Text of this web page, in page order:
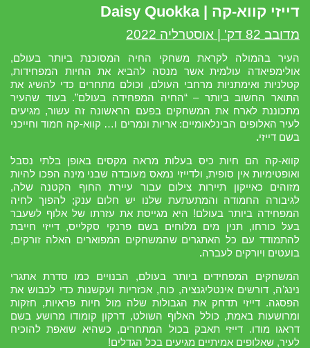
דייזי קווא-קה | Daisy Quokka
מדובב 82 דק' | אוסטרליה 2022
העיר בהמולה לקראת משחקי החיה המסוכנת ביותר בעולם,
אולימפיאדה עולמית אשר מנסה להביא את החיות המפחידות,
קטלניות ואימתניות מרחבי העולם, וכולם מתחרים כדי להשיג את
התואר החשוב ביותר – “החיה המפחידה בעולם”. בעוד שהעיר
מתכוננת לארח את המשחקים בפעם הראשונה זה עשור, מגיעים
לעיר האלופים הבינלאומיים: אריות ונמרים ו… קווא-קה חמוד וחייכני
בשם דייזי.
קווא-קה הם חיות כיס בעלות מראה מקסים באופן בלתי נסבל
ואופטימיות אין סופית, ולדייזי נמאס מעובדה שבני מינה הפכו להיות
מזוהים כאייקון תיירות צילום עבור עיירת החוף הקטנה שלה,
לגיבורה החמודה והמתעתעת שלנו יש חלום ענק; להפוך לחיה
המפחידה ביותר בעולם! היא מגייסת את עזרתו של אלוף לשעבר
בעל כורחו, תנין מים מלוחים בשם פרנקי סקלייס, דייזי חייבת
להתמודד עם כל האתגרים שהמשחקים המפוארים האלה זורקים,
בועטים ויורקים לעברה.
המשחקים המפחידים ביותר בעולם, הבנויים כמו סדרת אתגרי
נינג’ה, דורשים אינטליגנציה, כוח, אכזריות ועקשנות כדי לכבוש את
הפסגה. דייזי תדחק את הגבולות שלה מול חיות פראיות, חזקות
ומרושעות באמת, כולל האלוף השולט, דרקון קומודו מרושע בשם
דראגו מודו. דייזי תאבק בכול המתחרים, כשהיא שואפת להוכיח
לעיר, שאלופים אמיתיים מגיעים בכל הגדלים!